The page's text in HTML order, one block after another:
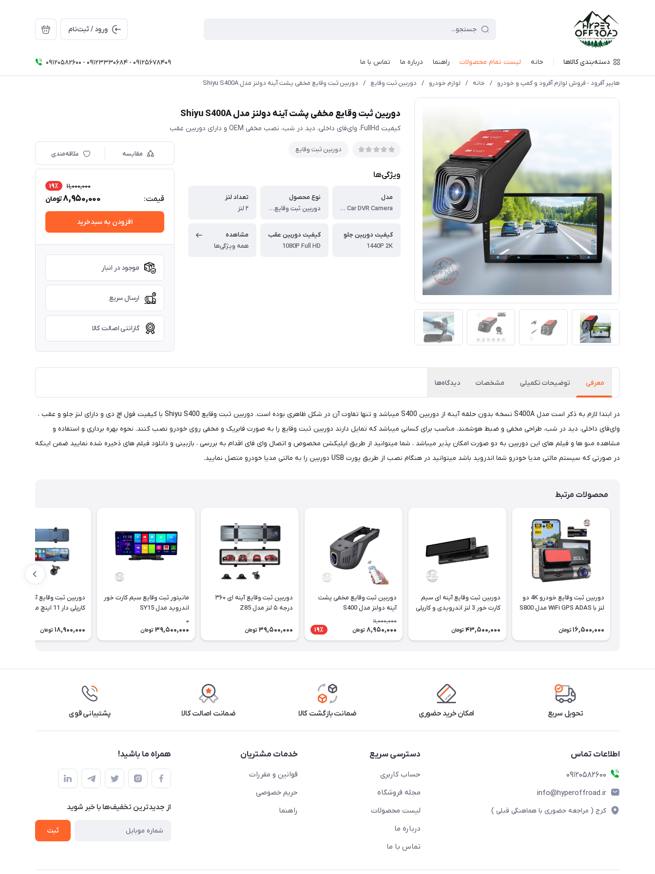
ورود / ثبت‌نام
دسته‌بندی کالاها خانه لیست تمام محصولات راهنما درباره ما تماس با ما 09120582600 - 09123330684 - 09125678409
هایپر آفرود - فروش لوازم آفرود و کمپ و خودرو / خانه / لوازم خودرو / دوربین ثبت وقایع / دوربین ثبت وقایع مخفی پشت آینه دولنز مدل Shiyu S400A
دوربین ثبت وقایع مخفی پشت آینه دولنز مدل Shiyu S400A
کیفیت FullHd، وای‌فای داخلی، دید در شب، نصب مخفی OEM و دارای دوربین عقب
دوربین ثبت وقایع
ویژگی‌ها
مدل
Shiyu S400 WiFi Car DVR Camera
نوع محصول
دوربین ثبت وقایع مخفی خودرو
تعداد لنز
۲ لنز
کیفیت دوربین جلو
1440P 2K
کیفیت دوربین عقب
1080P Full HD
مشاهده
همه ویژگی‌ها
مقایسه علاقه‌مندی
قیمت:
11,000,000 19٪
8,950,000تومان
افزودن به سبدخرید
موجود در انبار
ارسال سریع
گارانتی اصالت کالا
معرفی توضیحات تکمیلی مشخصات دیدگاه‌ها
در ابتدا لازم به ذکر است مدل S400A نسخه بدون حلقه آینه از دوربین S400 میباشد و تنها تفاوت آن در شکل ظاهری بوده است. دوربین ثبت وقایع Shiyu S400 با کیفیت فول اچ دی و دارای لنز جلو و عقب ،
وای‌فای داخلی، دید در شب، طراحی مخفی و ضبط هوشمند، مناسب برای کسانی میباشد که تمایل دارند دوربین ثبت وقایع را به صورت فابریک و مخفی روی خودرو نصب کنند. نحوه بهره برداری و استفاده و
مشاهده منو ها و فیلم های این دوربین به دو صورت امکان پذیر میباشد ، شما میتوانید از طریق اپلیکشن مخصوص و اتصال وای فای اقدام به بررسی ، بازبینی و دانلود فیلم های ذخیره شده نمایید ضمن اینکه
در صورتی که سیستم مالتی مدیا خودرو شما اندروید باشد میتوانید در هنگام نصب از طریق پورت USB دوربین را به مالتی مدیا خودرو متصل نمایید.
محصولات مرتبط
دوربین ثبت وقایع خودرو 4K دو
لنز با WiFi GPS ADAS مدل S800
16,500,000 تومان
دوربین ثبت وقایع آینه ای سیم
کارت خور 3 لنز اندرویدی و کارپلی
43,500,000 تومان
دوربین ثبت وقایع مخفی پشت
آینه دولنز مدل S400
11,000,000
8,950,000 تومان 19٪
دوربین ثبت وقایع آینه ای ۳۶۰
درجه ۵ لنز مدل Z85
39,500,000 تومان
مانیتور ثبت وقایع سیم کارت خور
اندروید مدل SY15
0
39,500,000 تومان
کارپلی دار 11 اینچ مدل ms4
18,900,000 تومان
تحویل سریع امکان خرید حضوری ضمانت بازگشت کالا ضمانت اصالت کالا پشتیبانی قوی
اطلاعات تماس
09120582600
info@hyperoffroad.ir
کرج ( مراجعه حضوری با هماهنگی قبلی )
دسترسی سریع
حساب کاربری
مجله فروشگاه
لیست محصولات
درباره ما
تماس با ما
خدمات مشتریان
قوانین و مقررات
حریم خصوصی
راهنما
همراه ما باشید!
از جدید‌ترین تخفیف‌ها با‌ خبر شوید
ثبت